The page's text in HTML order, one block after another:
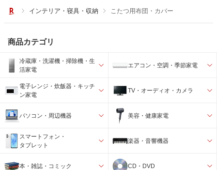
インテリア・寝具・収納 こたつ用布団・カバー
商品カテゴリ
冷蔵庫・洗濯機・掃除機・生
活家電
エアコン・空調・季節家電
電子レンジ・炊飯器・キッチ
ン家電
TV・オーディオ・カメラ
パソコン・周辺機器 美容・健康家電
スマートフォン・
タブレット
楽器・音響機器
本・雑誌・コミック CD・DVD